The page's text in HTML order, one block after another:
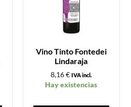
Vino Tinto Fontedei
Lindaraja
8,16€ IVA incl.
Hay existencias